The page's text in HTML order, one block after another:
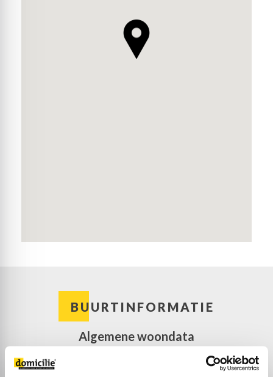
BUURTINFORMATIE
Algemene woondata